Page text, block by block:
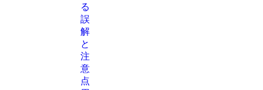
る
誤
解
と
注
意
点